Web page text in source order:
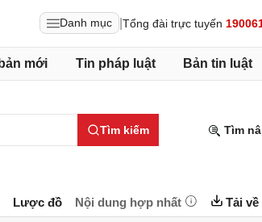
Danh mục Tổng đài trực tuyến
mới Tin pháp luật Bản tin luật
Tìm kiếm Tìm
Lược đồ Nội dung hợp nhất Tải về